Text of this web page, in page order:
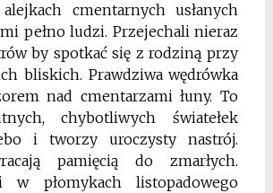
cmentarnych usłanych
pełno ludzi. Przejechali nieraz
by spotkać się z rodziną przy
bliskich. Prawdziwa wędrówka
nad cmentarzami łuny. To
chybotliwych światełek
i tworzy uroczysty nastrój.
pamięcią do zmarłych.
w płomykach listopadowego